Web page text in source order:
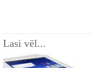
Lasi vēl...